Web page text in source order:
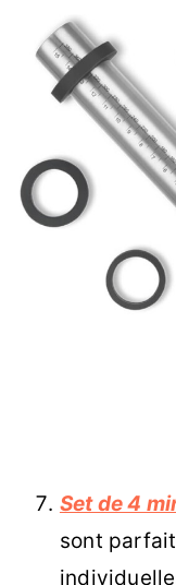
Set de 4
sont